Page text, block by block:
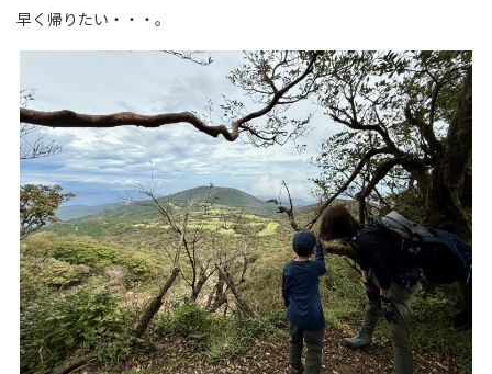
早く帰りたい・・・。